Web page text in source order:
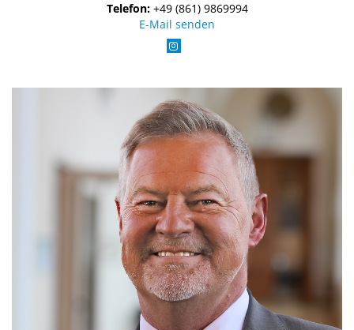
Telefon: +49 (861) 9869994‬
E-Mail senden